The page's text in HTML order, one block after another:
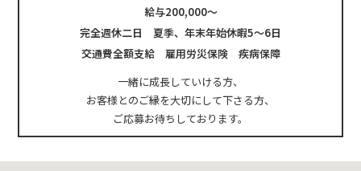
給与200,000～
完全週休二日 夏季、年末年始休暇5～6日
交通費全額支給 雇用労災保険 疾病保障
一緒に成長していける方、
お客様とのご縁を大切にして下さる方、
ご応募お待ちしております。